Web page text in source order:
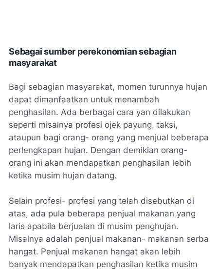
Sebagai sumber perekonomian sebagian
masyarakat
Bagi sebagian masyarakat, momen turunnya hujan
dapat dimanfaatkan untuk menambah
penghasilan. Ada berbagai cara yan dilakukan
seperti misalnya profesi ojek payung, taksi,
ataupun bagi orang- orang yang menjual beberapa
perlengkapan hujan. Dengan demikian orang-
orang ini akan mendapatkan penghasilan lebih
ketika musim hujan datang.
Selain profesi- profesi yang telah disebutkan di
atas, ada pula beberapa penjual makanan yang
laris apabila berjualan di musim penghujan.
Misalnya adalah penjual makanan- makanan serba
hangat. Penjual makanan hangat akan lebih
banyak mendapatkan penghasilan ketika musim